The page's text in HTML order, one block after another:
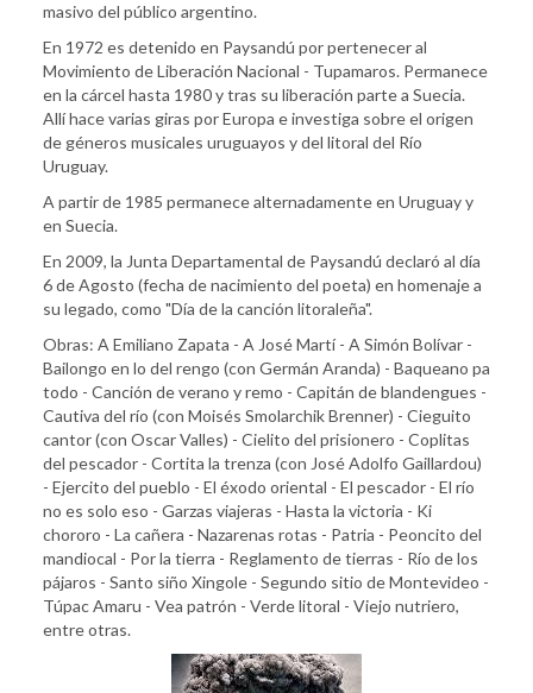
masivo del público argentino.
En 1972 es detenido en Paysandú por pertenecer al
Movimiento de Liberación Nacional - Tupamaros. Permanece
en la cárcel hasta 1980 y tras su liberación parte a Suecia.
Allí hace varias giras por Europa e investiga sobre el origen
de géneros musicales uruguayos y del litoral del Río
Uruguay.
A partir de 1985 permanece alternadamente en Uruguay y
en Suecia.
En 2009, la Junta Departamental de Paysandú declaró al día
6 de Agosto (fecha de nacimiento del poeta) en homenaje a
su legado, como "Día de la canción litoraleña".
Obras: A Emiliano Zapata - A José Martí - A Simón Bolívar -
Bailongo en lo del rengo (con Germán Aranda) - Baqueano pa
todo - Canción de verano y remo - Capitán de blandengues -
Cautiva del río (con Moisés Smolarchik Brenner) - Cieguito
cantor (con Oscar Valles) - Cielito del prisionero - Coplitas
del pescador - Cortita la trenza (con José Adolfo Gaillardou)
- Ejercito del pueblo - El éxodo oriental - El pescador - El río
no es solo eso - Garzas viajeras - Hasta la victoria - Ki
chororo - La cañera - Nazarenas rotas - Patria - Peoncito del
mandiocal - Por la tierra - Reglamento de tierras - Río de los
pájaros - Santo siño Xingole - Segundo sitio de Montevideo -
Túpac Amaru - Vea patrón - Verde litoral - Viejo nutriero,
entre otras.